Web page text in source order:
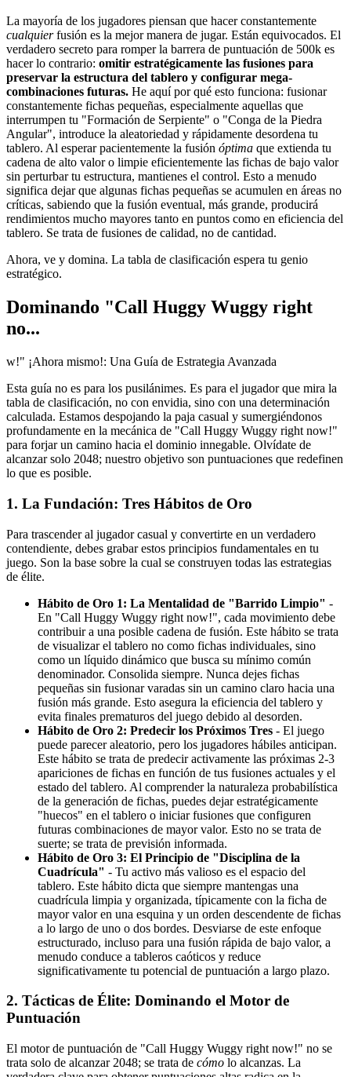
La mayoría de los jugadores piensan que hacer constantemente
cualquierfusión es la mejor manera de jugar. Están equivocados. El
verdadero secreto para romper la barrera de puntuación de 500k es
hacer lo contrario: omitir estratégicamente las fusiones para
preservar la estructura del tablero y configurar mega-
combinaciones futuras. He aquí por qué esto funciona: fusionar
constantemente fichas pequeñas, especialmente aquellas que
interrumpen tu "Formación de Serpiente" o "Conga de la Piedra
Angular", introduce la aleatoriedad y rápidamente desordena tu
tablero. Al esperar pacientemente la fusión óptima que extienda tu
cadena de alto valor o limpie eficientemente las fichas de bajo valor
sin perturbar tu estructura, mantienes el control. Esto a menudo
significa dejar que algunas fichas pequeñas se acumulen en áreas no
críticas, sabiendo que la fusión eventual, más grande, producirá
rendimientos mucho mayores tanto en puntos como en eficiencia del
tablero. Se trata de fusiones de calidad, no de cantidad.
Ahora, ve y domina. La tabla de clasificación espera tu genio
estratégico.
Dominando "Call Huggy Wuggy right
no...
w!" ¡Ahora mismo!: Una Guía de Estrategia Avanzada
Esta guía no es para los pusilánimes. Es para el jugador que mira la
tabla de clasificación, no con envidia, sino con una determinación
calculada. Estamos despojando la paja casual y sumergiéndonos
profundamente en la mecánica de "Call Huggy Wuggy right now!"
para forjar un camino hacia el dominio innegable. Olvídate de
alcanzar solo 2048; nuestro objetivo son puntuaciones que redefinen
lo que es posible.
1. La Fundación: Tres Hábitos de Oro
Para trascender al jugador casual y convertirte en un verdadero
contendiente, debes grabar estos principios fundamentales en tu
juego. Son la base sobre la cual se construyen todas las estrategias
de élite.
Hábito de Oro 1: La Mentalidad de "Barrido Limpio" -
En "Call Huggy Wuggy right now!", cada movimiento debe
contribuir a una posible cadena de fusión. Este hábito se trata
de visualizar el tablero no como fichas individuales, sino
como un líquido dinámico que busca su mínimo común
denominador. Consolida siempre. Nunca dejes fichas
pequeñas sin fusionar varadas sin un camino claro hacia una
fusión más grande. Esto asegura la eficiencia del tablero y
evita finales prematuros del juego debido al desorden.
Hábito de Oro 2: Predecir los Próximos Tres - El juego
puede parecer aleatorio, pero los jugadores hábiles anticipan.
Este hábito se trata de predecir activamente las próximas 2-3
apariciones de fichas en función de tus fusiones actuales y el
estado del tablero. Al comprender la naturaleza probabilística
de la generación de fichas, puedes dejar estratégicamente
"huecos" en el tablero o iniciar fusiones que configuren
futuras combinaciones de mayor valor. Esto no se trata de
suerte; se trata de previsión informada.
Hábito de Oro 3: El Principio de "Disciplina de la
Cuadrícula" - Tu activo más valioso es el espacio del
tablero. Este hábito dicta que siempre mantengas una
cuadrícula limpia y organizada, típicamente con la ficha de
mayor valor en una esquina y un orden descendente de fichas
a lo largo de uno o dos bordes. Desviarse de este enfoque
estructurado, incluso para una fusión rápida de bajo valor, a
menudo conduce a tableros caóticos y reduce
significativamente tu potencial de puntuación a largo plazo.
2. Tácticas de Élite: Dominando el Motor de
Puntuación
El motor de puntuación de "Call Huggy Wuggy right now!" no se
trata solo de alcanzar 2048; se trata de cómo lo alcanzas. La